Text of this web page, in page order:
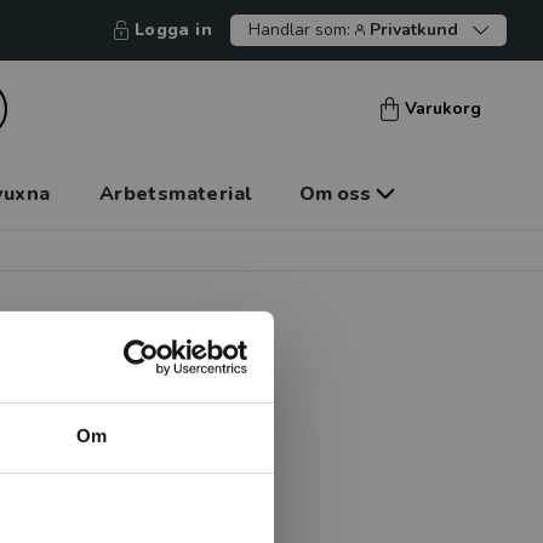
Om
Logga in Handlar som: Privatkund
Varukorg
Arbetsmaterial Om oss